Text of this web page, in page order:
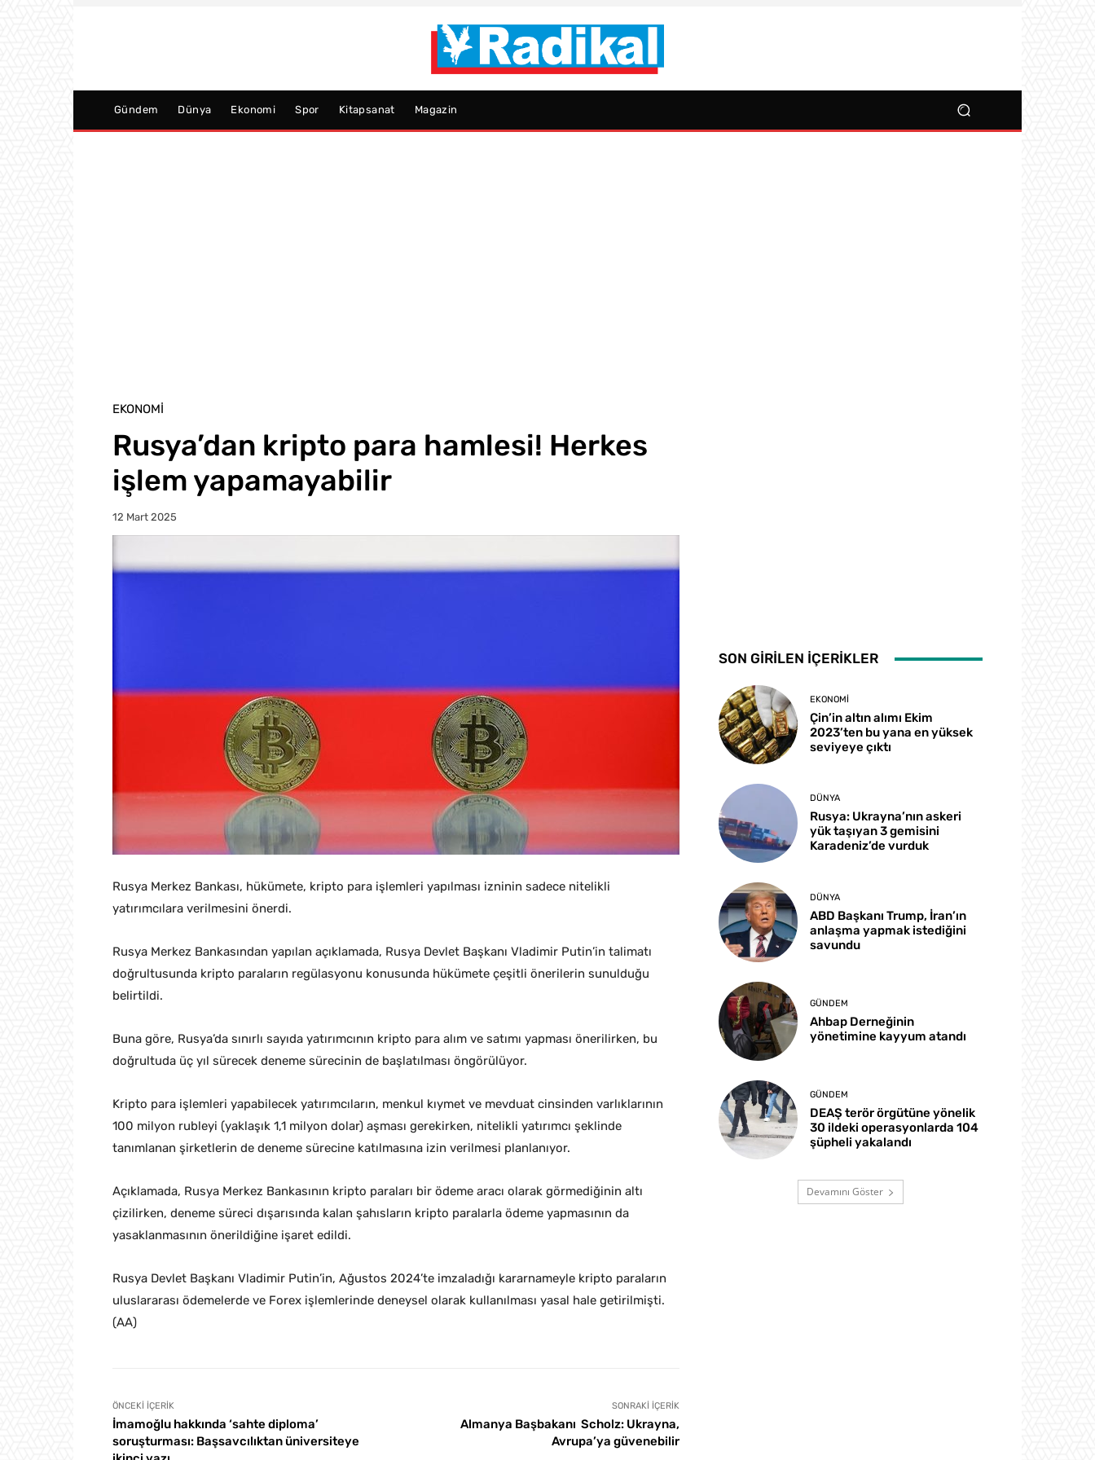
Gündem Dünya Ekonomi Spor Kitapsanat Magazin
EKONOMI
Rusya’dan kripto para hamlesi! Herkes
işlem yapamayabilir
12 Mart 2025
Rusya Merkez Bankası, hükümete, kripto para işlemleri yapılması izninin sadece nitelikli
yatırımcılara verilmesini önerdi.
Rusya Merkez Bankasından yapılan açıklamada, Rusya Devlet Başkanı Vladimir Putin’in talimatı
doğrultusunda kripto paraların regülasyonu konusunda hükümete çeşitli önerilerin sunulduğu
belirtildi.
Buna göre, Rusya’da sınırlı sayıda yatırımcının kripto para alım ve satımı yapması önerilirken, bu
doğrultuda üç yıl sürecek deneme sürecinin de başlatılması öngörülüyor.
Kripto para işlemleri yapabilecek yatırımcıların, menkul kıymet ve mevduat cinsinden varlıklarının
100 milyon rubleyi (yaklaşık 1,1 milyon dolar) aşması gerekirken, nitelikli yatırımcı şeklinde
tanımlanan şirketlerin de deneme sürecine katılmasına izin verilmesi planlanıyor.
Açıklamada, Rusya Merkez Bankasının kripto paraları bir ödeme aracı olarak görmediğinin altı
çizilirken, deneme süreci dışarısında kalan şahısların kripto paralarla ödeme yapmasının da
yasaklanmasının önerildiğine işaret edildi.
Rusya Devlet Başkanı Vladimir Putin’in, Ağustos 2024’te imzaladığı kararnameyle kripto paraların
uluslararası ödemelerde ve Forex işlemlerinde deneysel olarak kullanılması yasal hale getirilmişti.
(AA)
ÖNCEKI İÇERIK
İmamoğlu hakkında ‘sahte diploma’
soruşturması: Başsavcılıktan üniversiteye
SONRAKI İÇERIK
Almanya Başbakanı Scholz: Ukrayna,
Avrupa’ya güvenebilir
SON GİRİLEN İÇERİKLER
EKONOMI
Çin’in altın alımı Ekim
2023’ten bu yana en yüksek
seviyeye çıktı
DÜNYA
Rusya: Ukrayna’nın askeri
yük taşıyan 3 gemisini
Karadeniz’de vurduk
DÜNYA
ABD Başkanı Trump, İran’ın
anlaşma yapmak istediğini
savundu
GÜNDEM
Ahbap Derneğinin
yönetimine kayyum atandı
GÜNDEM
DEAŞ terör örgütüne yönelik
30 ildeki operasyonlarda 104
şüpheli yakalandı
Devamını Göster